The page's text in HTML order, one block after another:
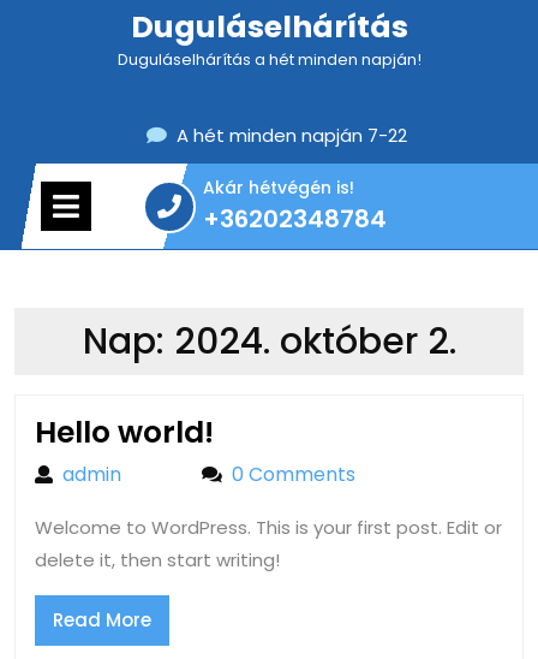
Duguláselhárítás
Duguláselhárítás a hét minden napján!
A hét minden napján 7-22
Akár hétvégén is!
+36202348784
+36202348784
Nap: 2024. október 2.
Hello world!
world!
adminadmin 0 Comments
Welcome to WordPress. This is your first post. Edit or
delete it, then start writing!
Read MoreRead
More